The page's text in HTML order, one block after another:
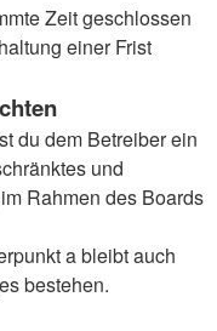
Zeit geschlossen
einer Frist
du dem Betreiber ein
und
Rahmen des Boards
a bleibt auch
bestehen.